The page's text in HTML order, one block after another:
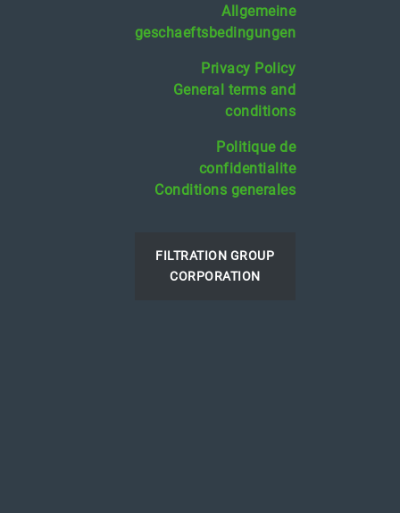
Allgemeine
geschaeftsbedingungen
Privacy Policy
General terms and
conditions
Politique de
confidentialite
Conditions generales
FILTRATION GROUP
CORPORATION